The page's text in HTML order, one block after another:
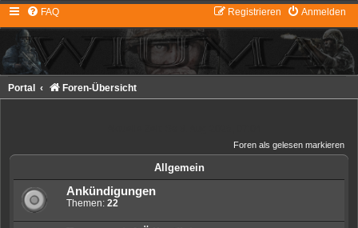
FAQ Anmelden
Registrieren
Portal Foren-Übersicht
Foren als gelesen markieren
Allgemein
Ankündigungen
Themen: 22